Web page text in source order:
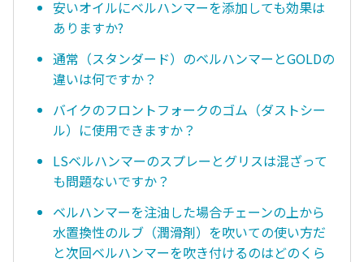
安いオイルにベルハンマーを添加しても効果は
ありますか?
通常（スタンダード）のベルハンマーとGOLDの
違いは何ですか？
バイクのフロントフォークのゴム（ダストシー
ル）に使用できますか？
LSベルハンマーのスプレーとグリスは混ざって
も問題ないですか？
ベルハンマーを注油した場合チェーンの上から
水置換性のルブ（潤滑剤）を吹いての使い方だ
と次回ベルハンマーを吹き付けるのはどのくら